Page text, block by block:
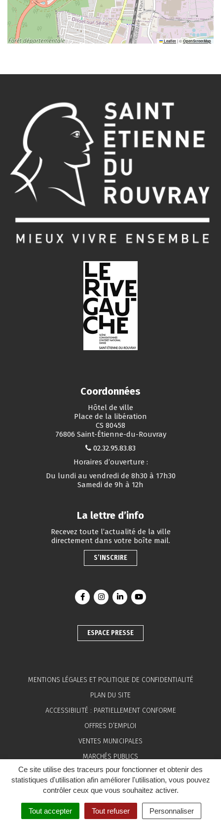
Ce site utilise des traceurs pour fonctionner et obtenir des
statistiques d'utilisation afin améliorer l'utilisation, vous pouvez
contrôler ceux que vous souhaitez activer.
Tout accepter Tout refuser Personnaliser
Leaflet |© OpenStreetMap
Coordonnées
Hôtel de ville
Place de la libération
CS 80458
76806 Saint-Étienne-du-Rouvray
02.32.95.83.83
Horaires d’ouverture :
Du lundi au vendredi de 8h30 à 17h30
Samedi de 9h à 12h
La lettre d’info
Recevez toute l’actualité de la ville
directement dans votre boîte mail.
S’INSCRIRE
Lien vers le compte Facebook
Lien vers le compte Instagram
Lien vers le compte Linkedin
Lien vers la chaîne
ESPACE PRESSE
MENTIONS LÉGALES ET POLITIQUE DE CONFIDENTIALITÉ
PLAN DU SITE
ACCESSIBILITÉ : PARTIELLEMENT CONFORME
OFFRES D’EMPLOI
VENTES MUNICIPALES
MARCHÉS PUBLICS
ESPACE PRESSE